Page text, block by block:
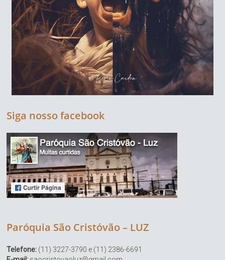
Siga nosso facebook
Paróquia São Cristóvão – LUZ
Telefone: (11) 3227-3790 e (11) 2386-6691